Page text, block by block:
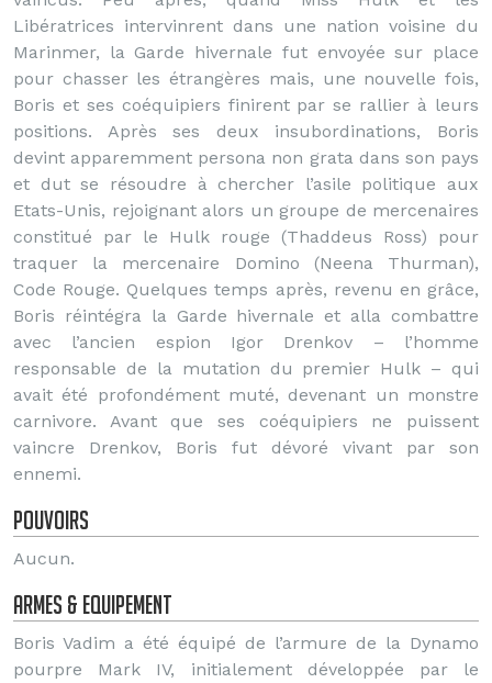
Libératrices intervinrent dans une nation voisine du
Marinmer, la Garde hivernale fut envoyée sur place
pour chasser les étrangères mais, une nouvelle fois,
Boris et ses coéquipiers finirent par se rallier à leurs
positions. Après ses deux insubordinations, Boris
devint apparemment persona non grata dans son pays
et dut se résoudre à chercher l’asile politique aux
Etats-Unis, rejoignant alors un groupe de mercenaires
constitué par le Hulk rouge (Thaddeus Ross) pour
traquer la mercenaire Domino (Neena Thurman),
Code Rouge. Quelques temps après, revenu en grâce,
Boris réintégra la Garde hivernale et alla combattre
avec l’ancien espion Igor Drenkov – l’homme
responsable de la mutation du premier Hulk – qui
avait été profondément muté, devenant un monstre
carnivore. Avant que ses coéquipiers ne puissent
vaincre Drenkov, Boris fut dévoré vivant par son
ennemi.
Pouvoirs
Aucun.
Armes & Equipement
Boris Vadim a été équipé de l’armure de la Dynamo
pourpre Mark IV, initialement développée par le